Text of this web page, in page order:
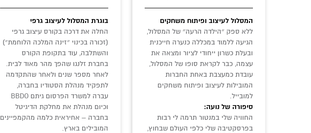
בוגרת המסלול לעיצוב גרפי
החלה את דרכה בקורס עיצוב גרפי
(זכורה בכינוי ״זינה המלכה הלוחמת״)
והשתלבה, עוד בתקופת הקורס
בחברת זלנגו שהפך מהר מאוד לבית.
לאחר מספר שנים ולאחר שהתקדמה
לתפקיד מנהלת הסטודיו בחברה,
עברה למשרד הפרסום גיתם BBDO
וכיום מנהלת את מחלקת הדיגיטל
בחברה – אחיראית כלמה מהקמפיינים
המובילים בארץ.
המסלול לעיצוב ופיתוח משחקים
ללא ספק ״הילדה הרעה״ של המסלול,
הגיעה ללמוד במכללה כנערה חייכנית
ובעלת כשרון ייחודי לציור ומצאה את
עצמה, כבר לקראת סופו של המסלול,
עובדת כמעצבת באחת החברות
המובילות לעיצוב ופיתוח משחקים
למובייל.
סיפורה של נועה:
החוויה שלי במנטור תרמה לי רבות
בפרסקטיבה שלי כלפי העולם שבחוץ,